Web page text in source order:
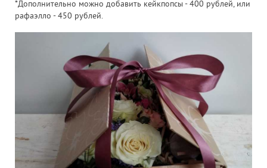
*Дополнительно можно добавить кейкпопсы - 400 рублей, или
рафаэлло - 450 рублей.